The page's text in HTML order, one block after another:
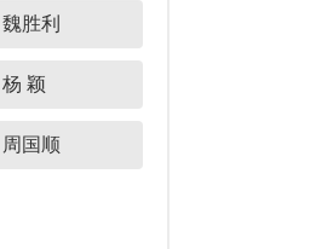
魏胜利
杨 颖
周国顺